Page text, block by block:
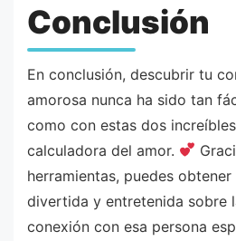
Conclusión
En conclusión, descubrir tu
amorosa nunca ha sido tan
como con estas dos
calculadora del amor.
herramientas, puedes
divertida y entretenida sobre
conexión con esa persona